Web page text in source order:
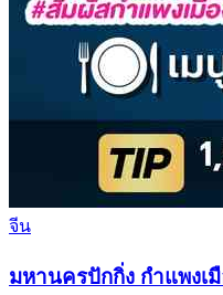
จีน
มหานครปักกิ่ง กำแพงเ